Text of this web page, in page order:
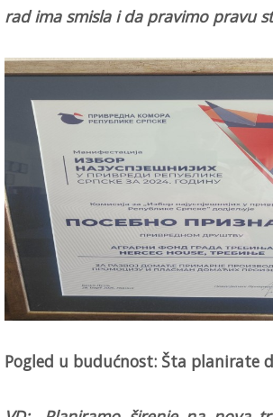
rad ima smisla i da pravimo pravu
Pogled u budućnost: Šta planirate